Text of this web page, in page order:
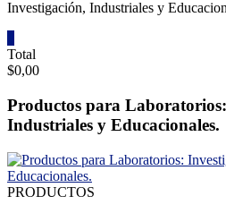
Investigación, Industriales y
Total
$0,00
Productos para
Industriales y Educacionales.
PRODUCTOS